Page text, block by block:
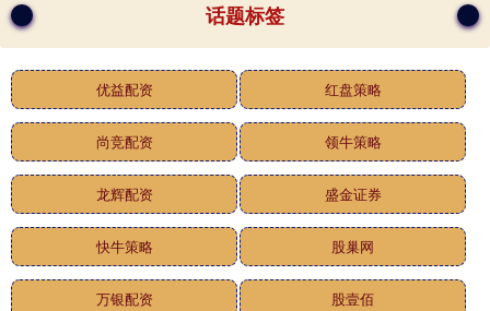
话题标签
优益配资 红盘策略
尚竞配资 领牛策略
龙辉配资 盛金证券
快牛策略 股巢网
万银配资 股壹佰